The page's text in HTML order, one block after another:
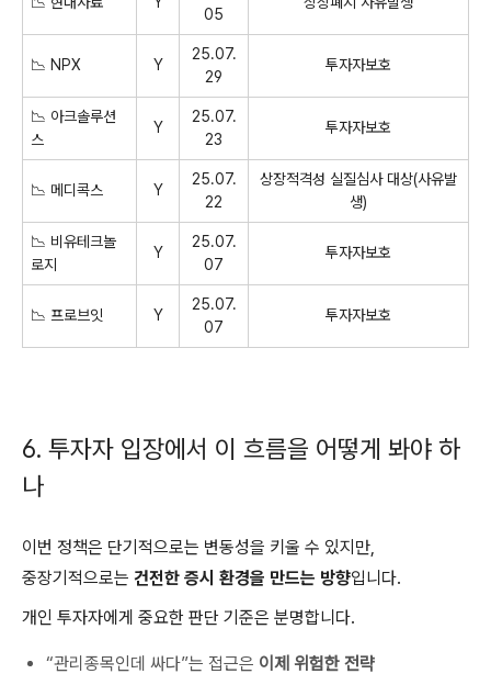
05
📉 NPX Y
25.07.
29
투자자보호
📉 아크솔루션
스
Y
25.07.
23
투자자보호
📉 메디콕스 Y
25.07.
22
상장적격성 실질심사 대상(사유발
생)
📉 비유테크놀
로지
Y
25.07.
07
투자자보호
📉 프로브잇 Y
25.07.
07
투자자보호
6. 투자자 입장에서 이 흐름을 어떻게 봐야 하
나
이번 정책은 단기적으로는 변동성을 키울 수 있지만,
중장기적으로는 건전한 증시 환경을 만드는 방향입니다.
개인 투자자에게 중요한 판단 기준은 분명합니다.
“관리종목인데 싸다”는 접근은 이제 위험한 전략